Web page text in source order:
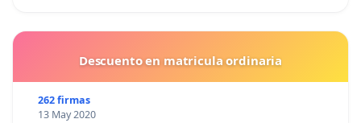
Descuento en matricula ordinaria
262 firmas
13 May 2020